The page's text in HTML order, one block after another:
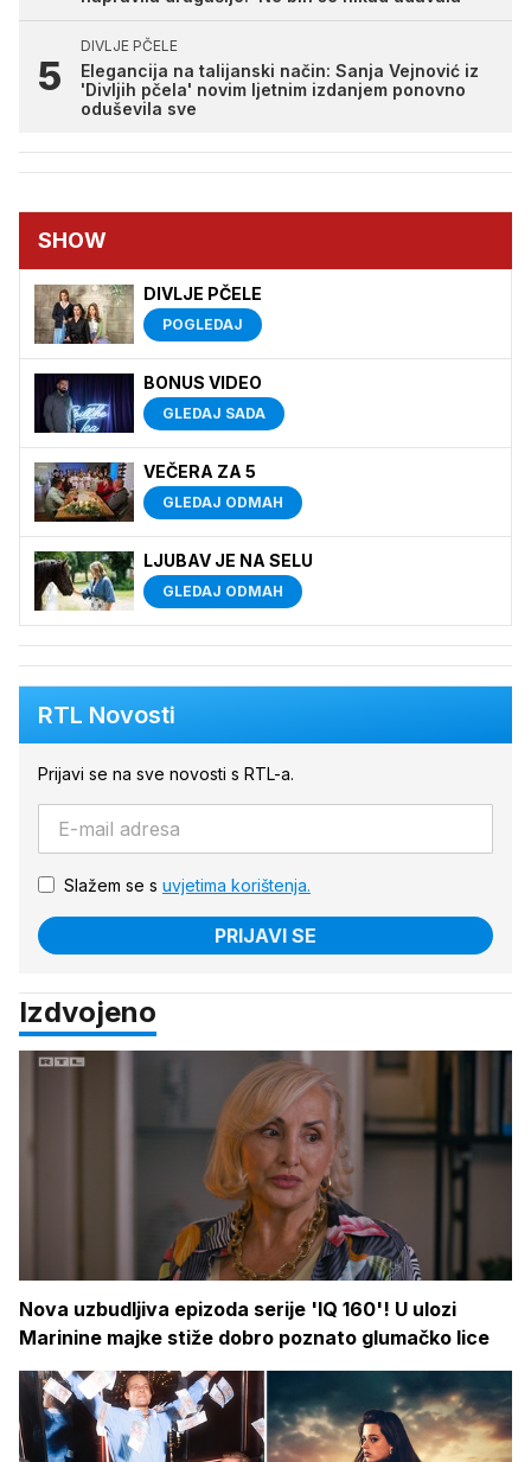
DIVLJE PČELE
Elegancija na talijanski način: Sanja Vejnović iz
'Divljih pčela' novim ljetnim izdanjem ponovno
oduševila sve
SHOW
DIVLJE PČELE
POGLEDAJ
BONUS VIDEO
GLEDAJ SADA
VEČERA ZA 5
GLEDAJ ODMAH
LJUBAV JE NA SELU
GLEDAJ ODMAH
RTL Novosti
Prijavi se na sve novosti s RTL-a.
Slažem se s uvjetima korištenja.
PRIJAVI SE
Izdvojeno
Nova uzbudljiva epizoda serije 'IQ 160'! U ulozi
Marinine majke stiže dobro poznato glumačko lice